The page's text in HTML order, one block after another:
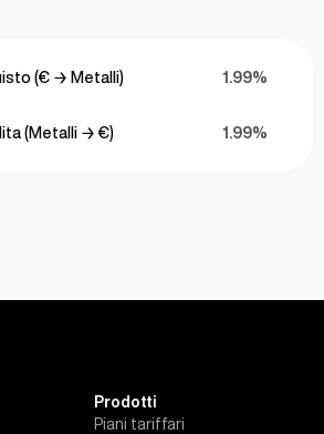
(€ → Metalli) 1.99%
(Metalli → €) 1.99%
Prodotti
Piani tariffari